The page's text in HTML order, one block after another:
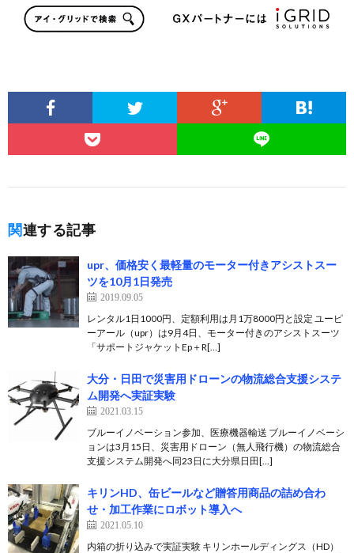
関連する記事
upr、価格安く最軽量のモーター付きアシストスー
ツを10月1日発売
2019.09.05
レンタル1日1000円、定額利用は月1万8000円と設定 ユーピ
ーアール（upr）は9月4日、モーター付きのアシストスーツ
「サポートジャケットEp＋R[…]
大分・日田で災害用ドローンの物流総合支援システ
ム開発へ実証実験
2021.03.15
ブルーイノベーション参加、医療機器輸送 ブルーイノベーシ
ョンは3月15日、災害用ドローン（無人飛行機）の物流総合
支援システム開発へ同23日に大分県日田[…]
キリンHD、缶ビールなど贈答用商品の詰め合わ
せ・加工作業にロボット導入へ
2021.05.10
内箱の折り込みで実証実験 キリンホールディングス（HD）